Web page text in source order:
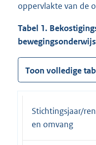
oppervlakte van de
Tabel 1.
bewegingsonderwijs
Toon volledige
Stichtingsjaar/
en omvang